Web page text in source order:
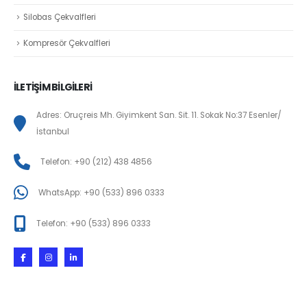
Silobas Çekvalfleri
Kompresör Çekvalfleri
İLETİŞİM BİLGİLERİ
Adres: Oruçreis Mh. Giyimkent San. Sit. 11. Sokak No:37 Esenler/
İstanbul
Telefon: +90 (212) 438 4856
WhatsApp: +90 (533) 896 0333
Telefon: +90 (533) 896 0333